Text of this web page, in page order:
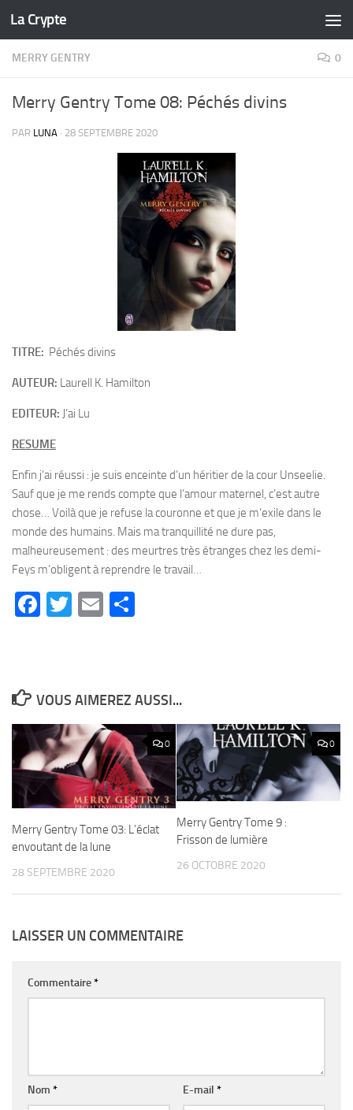
Skip to content
La Crypte
MERRY GENTRY 0
Merry Gentry Tome 08: Péchés divins
PAR LUNA · 28 SEPTEMBRE 2020
TITRE: Péchés divins
AUTEUR: Laurell K. Hamilton
EDITEUR: J’ai Lu
RESUME
Enfin j’ai réussi : je suis enceinte d’un héritier de la cour Unseelie.
Sauf que je me rends compte que l’amour maternel, c’est autre
chose… Voilà que je refuse la couronne et que je m’exile dans le
monde des humains. Mais ma tranquillité ne dure pas,
malheureusement : des meurtres très étranges chez les demi-
Feys m’obligent à reprendre le travail…
Facebook
Twitter
Email
VOUS AIMEREZ AUSSI...
0
Merry Gentry Tome 03: L’éclat
envoutant de la lune
28 SEPTEMBRE 2020
0
Merry Gentry Tome 9 :
Frisson de lumière
26 OCTOBRE 2020
LAISSER UN COMMENTAIRE
Commentaire*
Nom * E-mail *